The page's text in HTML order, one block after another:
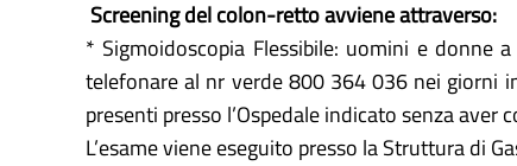
Screening del colon-retto avviene attraverso:
* Sigmoidoscopia Flessibile: uomini e donne
telefonare al nr verde 800 364 036 nei giorni
presenti presso l’Ospedale indicato senza
L’esame viene eseguito presso la Struttura di